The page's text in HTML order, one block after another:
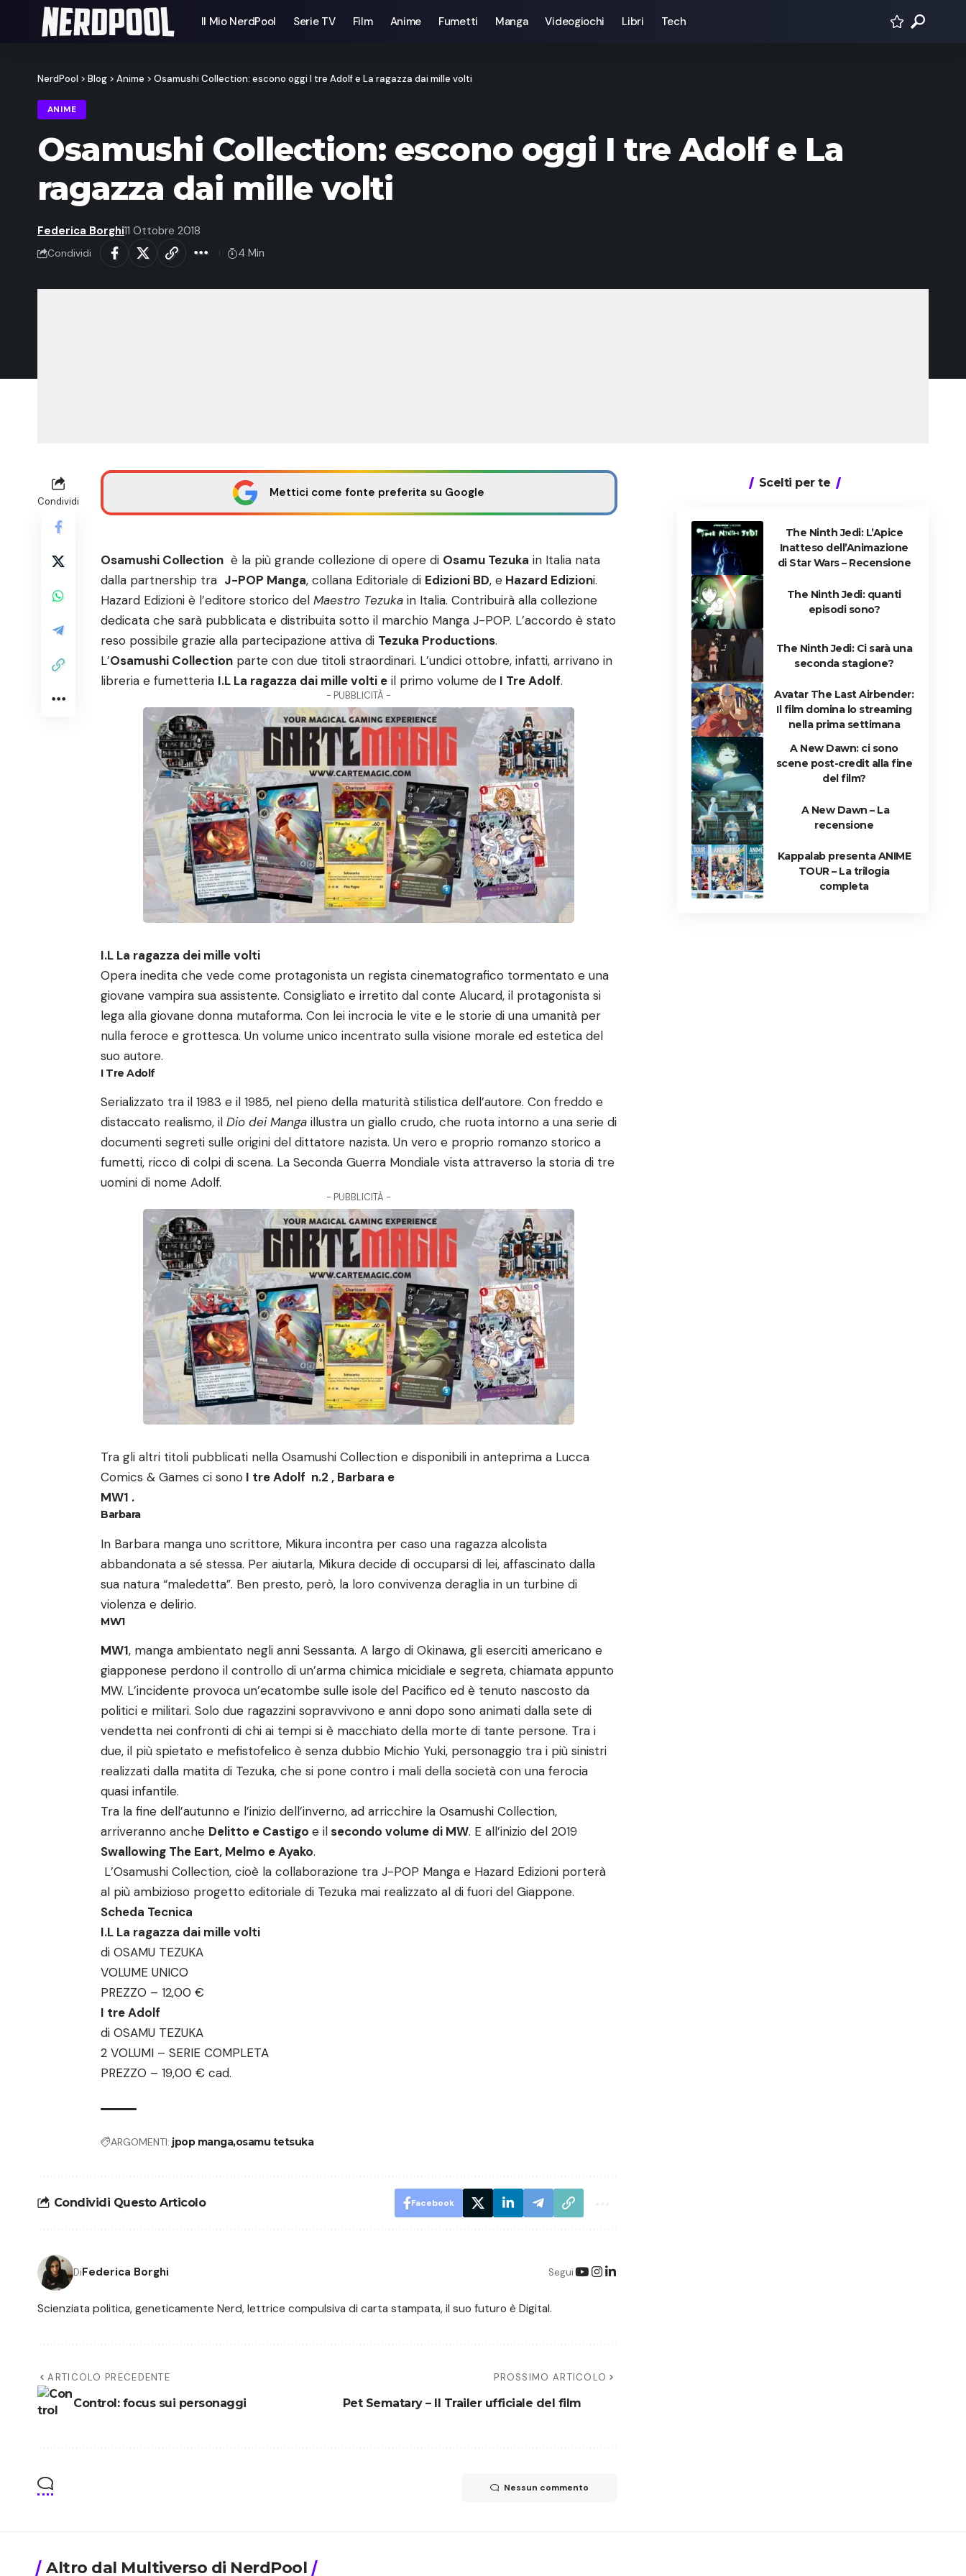
Il Mio NerdPool Serie TV Film Anime Fumetti Manga Videogiochi Libri Tech
NerdPool > Blog > Anime > Osamushi Collection: escono oggi I tre Adolf e La ragazza dai mille volti
ANIME
Osamushi Collection: escono oggi I tre Adolf e La
ragazza dai mille volti
Federica Borghi11 Ottobre 2018
Condividi 4 Min
Condividi
Mettici come fonte preferita su Google
Osamushi Collection è la più grande collezione di opere di Osamu Tezuka in Italia nata
dalla partnership tra J-POP Manga, collana Editoriale di Edizioni BD, e Hazard Edizioni.
Hazard Edizioni è l’editore storico del Maestro Tezuka in Italia. Contribuirà alla collezione
dedicata che sarà pubblicata e distribuita sotto il marchio Manga J-POP. L’accordo è stato
reso possibile grazie alla partecipazione attiva di Tezuka Productions.
L’Osamushi Collection parte con due titoli straordinari. L’undici ottobre, infatti, arrivano in
libreria e fumetteria I.L La ragazza dai mille volti e il primo volume de I Tre Adolf.
- PUBBLICITÀ -
I.L La ragazza dei mille volti
Opera inedita che vede come protagonista un regista cinematografico tormentato e una
giovane vampira sua assistente. Consigliato e irretito dal conte Alucard, il protagonista si
lega alla giovane donna mutaforma. Con lei incrocia le vite e le storie di una umanità per
nulla feroce e grottesca. Un volume unico incentrato sulla visione morale ed estetica del
suo autore.
I Tre Adolf
Serializzato tra il 1983 e il 1985, nel pieno della maturità stilistica dell’autore. Con freddo e
distaccato realismo, il Dio dei Manga illustra un giallo crudo, che ruota intorno a una serie di
documenti segreti sulle origini del dittatore nazista. Un vero e proprio romanzo storico a
fumetti, ricco di colpi di scena. La Seconda Guerra Mondiale vista attraverso la storia di tre
uomini di nome Adolf.
- PUBBLICITÀ -
Tra gli altri titoli pubblicati nella Osamushi Collection e disponibili in anteprima a Lucca
Comics & Games ci sono I tre Adolf n.2 , Barbara e
MW1 .
Barbara
In Barbara manga uno scrittore, Mikura incontra per caso una ragazza alcolista
abbandonata a sé stessa. Per aiutarla, Mikura decide di occuparsi di lei, affascinato dalla
sua natura “maledetta”. Ben presto, però, la loro convivenza deraglia in un turbine di
violenza e delirio.
MW1
MW1, manga ambientato negli anni Sessanta. A largo di Okinawa, gli eserciti americano e
giapponese perdono il controllo di un’arma chimica micidiale e segreta, chiamata appunto
MW. L’incidente provoca un’ecatombe sulle isole del Pacifico ed è tenuto nascosto da
politici e militari. Solo due ragazzini sopravvivono e anni dopo sono animati dalla sete di
vendetta nei confronti di chi ai tempi si è macchiato della morte di tante persone. Tra i
due, il più spietato e mefistofelico è senza dubbio Michio Yuki, personaggio tra i più sinistri
realizzati dalla matita di Tezuka, che si pone contro i mali della società con una ferocia
quasi infantile.
Tra la fine dell’autunno e l’inizio dell’inverno, ad arricchire la Osamushi Collection,
arriveranno anche Delitto e Castigo e ilsecondo volume di MW. E all’inizio del 2019
Swallowing The Eart, Melmo e Ayako.
L’Osamushi Collection, cioè la collaborazione tra J-POP Manga e Hazard Edizioni porterà
al più ambizioso progetto editoriale di Tezuka mai realizzato al di fuori del Giappone.
Scheda Tecnica
I.L La ragazza dai mille volti
di OSAMU TEZUKA
VOLUME UNICO
PREZZO – 12,00 €
I tre Adolf
di OSAMU TEZUKA
2 VOLUMI – SERIE COMPLETA
PREZZO – 19,00 € cad.
ARGOMENTI: jpop mangaosamu tetsuka
Condividi Questo Articolo Facebook
DiFederica Borghi Segui
Scienziata politica, geneticamente Nerd, lettrice compulsiva di carta stampata, il suo futuro è Digital.
ARTICOLO PRECEDENTE
Control: focus sui personaggi
PROSSIMO ARTICOLO
Pet Sematary – Il Trailer ufficiale del film
Nessun commento
Scelti per te
The Ninth Jedi: L’Apice
Inatteso dell’Animazione
di Star Wars – Recensione
The Ninth Jedi: quanti
episodi sono?
The Ninth Jedi: Ci sarà una
seconda stagione?
Avatar The Last Airbender:
Il film domina lo streaming
nella prima settimana
A New Dawn: ci sono
scene post-credit alla fine
del film?
A New Dawn – La
recensione
Kappalab presenta ANIME
TOUR – La trilogia
completa
Altro dal Multiverso di NerdPool